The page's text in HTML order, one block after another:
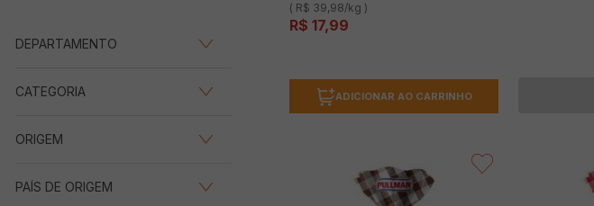
DEPARTAMENTO
CATEGORIA
ORIGEM
PAÍS DE ORIGEM
( R$ 39,98/kg )
R$ 17,99
ADICIONAR AO CARRINHO